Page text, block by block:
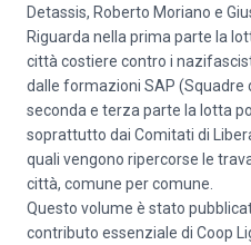
Detassis, Roberto Moriano e
Riguarda nella prima parte la
città costiere contro i
dalle formazioni SAP (Squadre
seconda e terza parte la lotta
soprattutto dai Comitati di
quali vengono ripercorse le
città, comune per comune.
Questo volume è stato
contributo essenziale di Coop